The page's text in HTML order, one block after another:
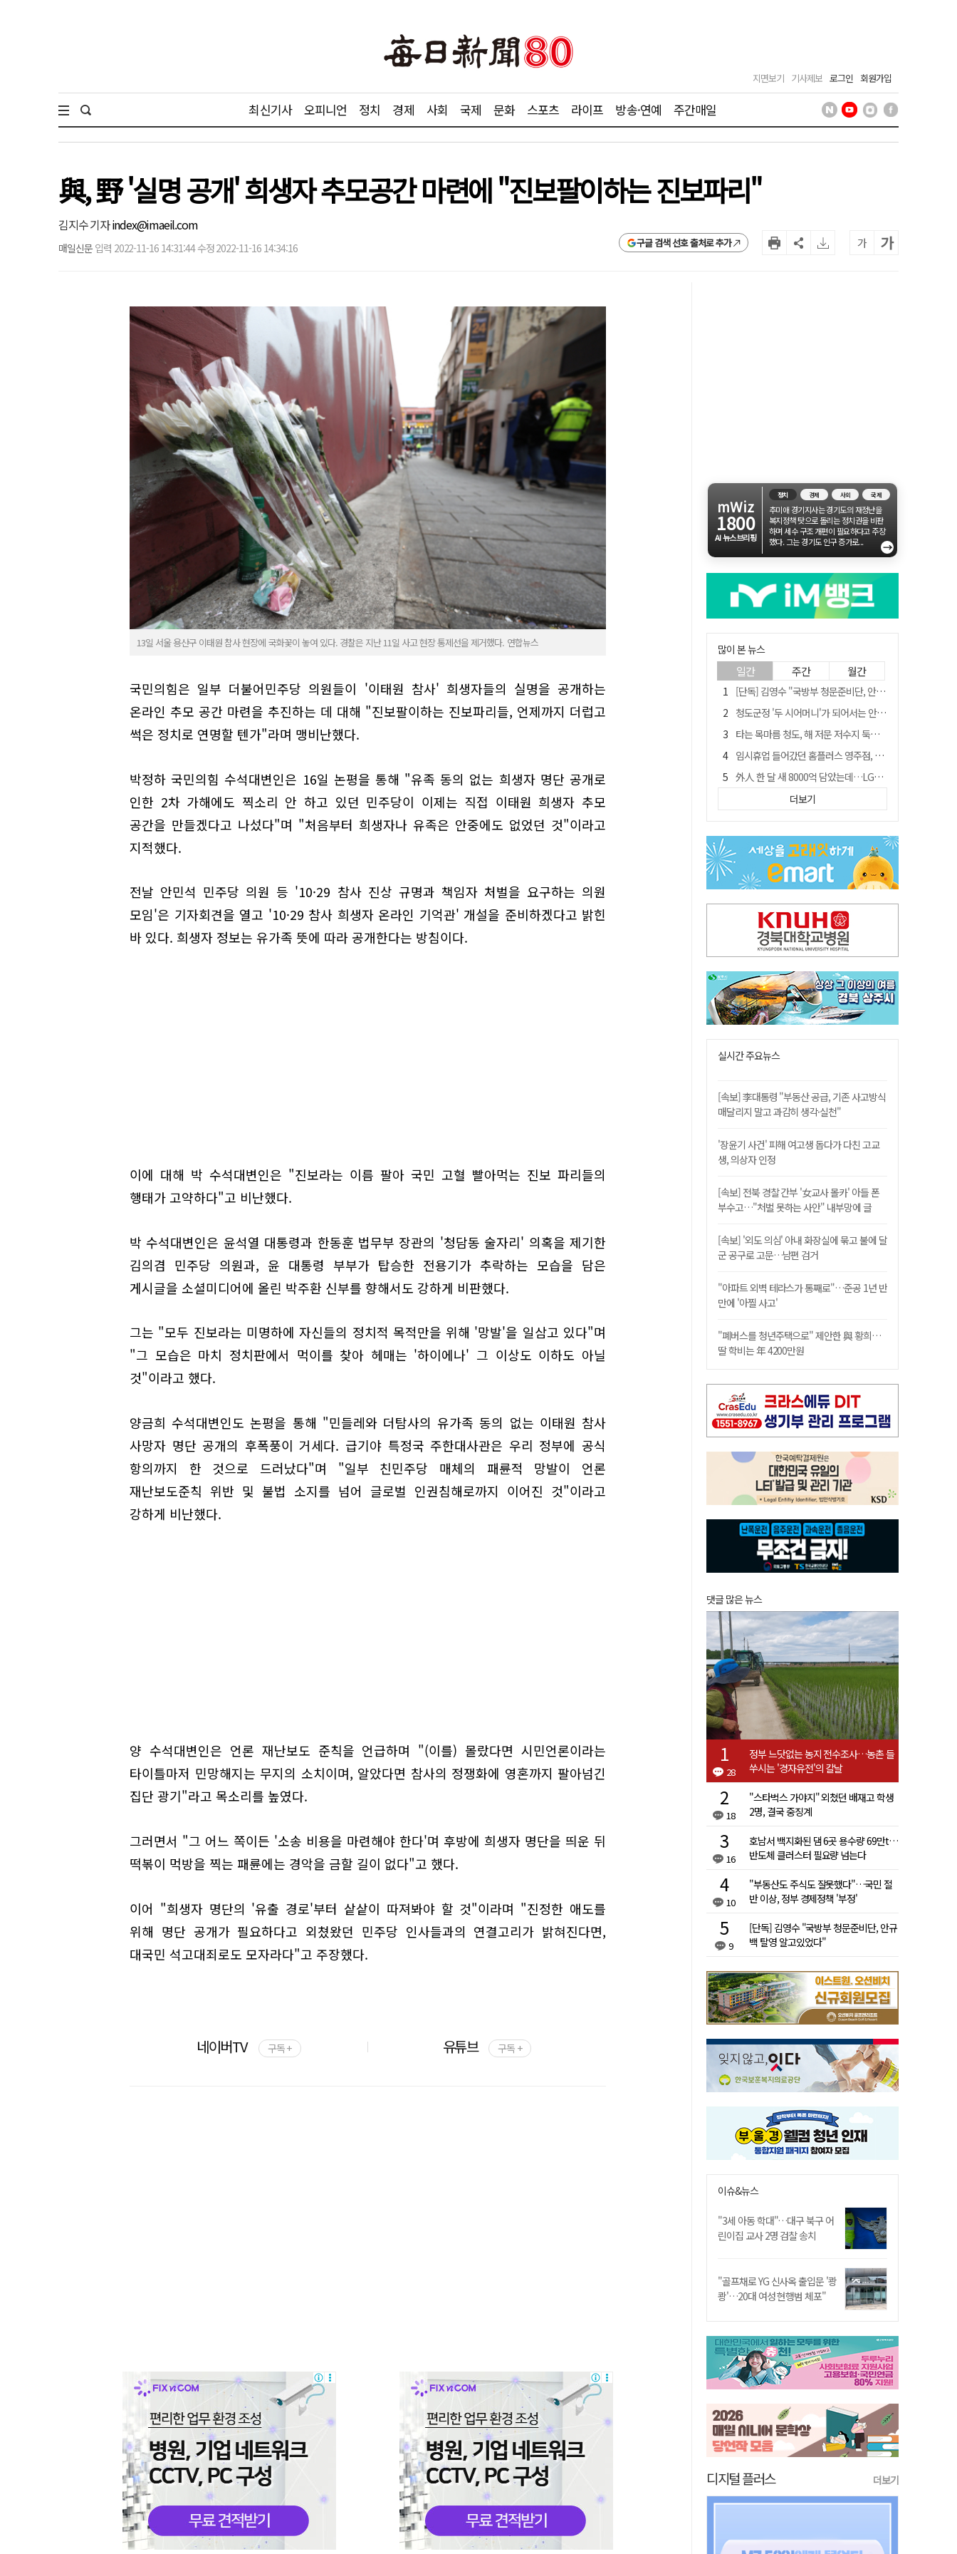
지면보기 기사제보 로그인 회원가입
최신기사 오피니언 정치 경제 사회 국제 문화 스포츠 라이프 방송·연예 주간매일
與, 野 '실명 공개' 희생자 추모공간 마련에 "진보팔이하는 진보파리"
김지수 기자index@imaeil.com
매일신문 입력 2022-11-16 14:31:44 수정 2022-11-16 14:34:16 구글 검색 선호 출처로 추가 가 가
13일 서울 용산구 이태원 참사 현장에 국화꽃이 놓여 있다. 경찰은 지난 11일 사고 현장 통제선을 제거했다. 연합뉴스
국민의힘은 일부 더불어민주당 의원들이 '이태원 참사' 희생자들의 실명을 공개하는
온라인 추모 공간 마련을 추진하는 데 대해 "진보팔이하는 진보파리들, 언제까지 더럽고
썩은 정치로 연명할 텐가"라며 맹비난했다.
박정하 국민의힘 수석대변인은 16일 논평을 통해 "유족 동의 없는 희생자 명단 공개로
인한 2차 가해에도 찍소리 안 하고 있던 민주당이 이제는 직접 이태원 희생자 추모
공간을 만들겠다고 나섰다"며 "처음부터 희생자나 유족은 안중에도 없었던 것"이라고
지적했다.
전날 안민석 민주당 의원 등 '10·29 참사 진상 규명과 책임자 처벌을 요구하는 의원
모임'은 기자회견을 열고 '10·29 참사 희생자 온라인 기억관' 개설을 준비하겠다고 밝힌
바 있다. 희생자 정보는 유가족 뜻에 따라 공개한다는 방침이다.
이에 대해 박 수석대변인은 "진보라는 이름 팔아 국민 고혈 빨아먹는 진보 파리들의
행태가 고약하다"고 비난했다.
박 수석대변인은 윤석열 대통령과 한동훈 법무부 장관의 '청담동 술자리' 의혹을 제기한
김의겸 민주당 의원과, 윤 대통령 부부가 탑승한 전용기가 추락하는 모습을 담은
게시글을 소셜미디어에 올린 박주환 신부를 향해서도 강하게 비판했다.
그는 "모두 진보라는 미명하에 자신들의 정치적 목적만을 위해 '망발'을 일삼고 있다"며
"그 모습은 마치 정치판에서 먹이를 찾아 헤매는 '하이에나' 그 이상도 이하도 아닐
것"이라고 했다.
양금희 수석대변인도 논평을 통해 "민들레와 더탐사의 유가족 동의 없는 이태원 참사
사망자 명단 공개의 후폭풍이 거세다. 급기야 특정국 주한대사관은 우리 정부에 공식
항의까지 한 것으로 드러났다"며 "일부 친민주당 매체의 패륜적 망발이 언론
재난보도준칙 위반 및 불법 소지를 넘어 글로벌 인권침해로까지 이어진 것"이라고
강하게 비난했다.
양 수석대변인은 언론 재난보도 준칙을 언급하며 "(이를) 몰랐다면 시민언론이라는
타이틀마저 민망해지는 무지의 소치이며, 알았다면 참사의 정쟁화에 영혼까지 팔아넘긴
집단 광기"라고 목소리를 높였다.
그러면서 "그 어느 쪽이든 '소송 비용을 마련해야 한다'며 후방에 희생자 명단을 띄운 뒤
떡볶이 먹방을 찍는 패륜에는 경악을 금할 길이 없다"고 했다.
이어 "희생자 명단의 '유출 경로'부터 샅샅이 따져봐야 할 것"이라며 "진정한 애도를
위해 명단 공개가 필요하다고 외쳤왔던 민주당 인사들과의 연결고리가 밝혀진다면,
대국민 석고대죄로도 모자라다"고 주장했다.
네이버TV 구독 + 유튜브 구독 +
mWiz
1800
AI 뉴스브리핑
정치 경제 사회 국제
추미애 경기지사는 경기도의 재정난을
복지정책 탓으로 돌리는 정치권을 비판
하며 세수 구조 개편이 필요하다고 주장
했다. 그는 경기도 인구 증가로...
→
많이 본 뉴스
일간 주간 월간
[단독] 김영수 "국방부 청문준비단, 안규백 탈영 알고있었다"
청도군정 '두 시어머니'가 되어서는 안된다
타는 목마름 청도, 해 저문 저수지 둑에 군수가 서 있었다
임시휴업 들어갔던 홈플러스 영주점, 7일 영업 재개…지하 1층만 운영
外人 한 달 새 8000억 담았는데…LG이노텍 목표주가는 왜 엇갈릴까
신세계사이먼, 대구 아울렛 토지매매 계약 체결… 사업 본궤도
"상법개정해도 주주가 '봉'"…하이닉스 솔리다임 상장설에 술렁[개미와글와글]
이의준 전 경북도 새마을봉사과장, 제28대 울릉군 부군수 취임
정청래, 靑 겨냥... "신천지·레버리지·호남 반도체 겁박 사과하라"
더보기
실시간 주요뉴스
[속보] 李대통령 "부동산 공급, 기존 사고방식
매달리지 말고 과감히 생각·실천"
'장윤기 사건' 피해 여고생 돕다가 다친 고교
생, 의상자 인정
[속보] 전북 경찰 간부 '女교사 몰카' 아들 폰
부수고…"처벌 못하는 사안" 내부망에 글
[속보] '외도 의심' 아내 화장실에 묶고 불에 달
군 공구로 고문…남편 검거
"아파트 외벽 테라스가 통째로"…준공 1년 반
만에 '아찔 사고'
"폐버스를 청년주택으로" 제안한 與 황희…
딸 학비는 年 4200만원
댓글 많은 뉴스
28
정부 느닷없는 농지 전수조사…농촌 들
쑤시는 '경자유전'의 칼날
18
"스타벅스 가야지" 외쳤던 배재고 학생
2명, 결국 중징계
16
호남서 백지화된 댐 6곳 용수량 69만t…
반도체 클러스터 필요량 넘는다
10
"부동산도 주식도 잘못했다"…국민 절
반 이상, 정부 경제정책 '부정'
9
[단독] 김영수 "국방부 청문준비단, 안규
백 탈영 알고있었다"
이슈&뉴스
"3세 아동 학대"…대구 북구 어
린이집 교사 2명 검찰 송치
"골프채로 YG 신사옥 출입문 '쾅
쾅'…20대 여성 현행범 체포"
디지털 플러스 더보기